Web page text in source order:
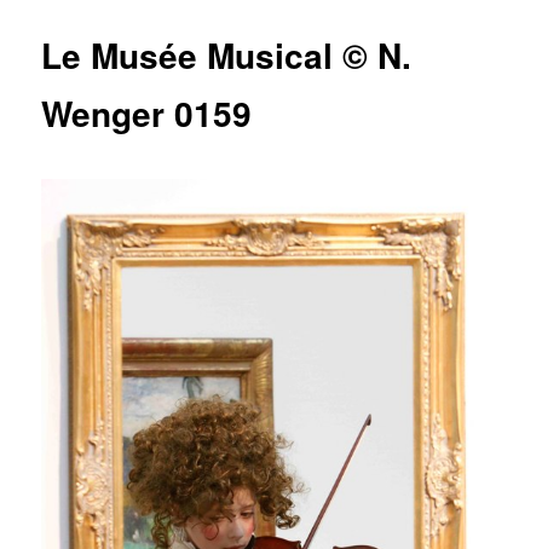
Le Musée Musical © N.
Wenger 0159